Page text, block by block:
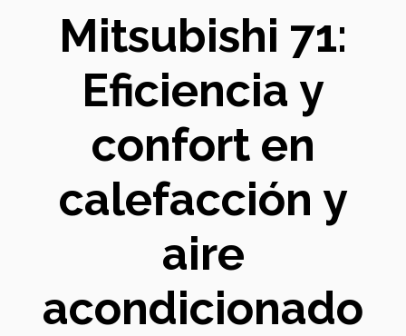
Mitsubishi 71:
Eficiencia y
confort en
calefacción y
aire
acondicionado